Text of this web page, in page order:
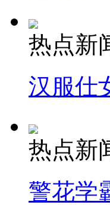
热点新
汉服仕
热点新
警花学